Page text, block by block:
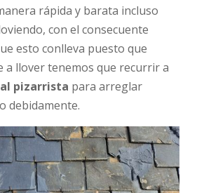
rápida y barata incluso
con el consecuente
esto conlleva puesto que
a llover tenemos que recurrir a
pizarrista para arreglar
debidamente.